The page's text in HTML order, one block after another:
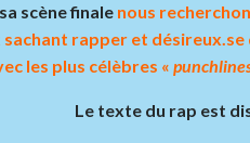
scène finale nous
rapper et
les plus célèbres «
Le texte du rap est